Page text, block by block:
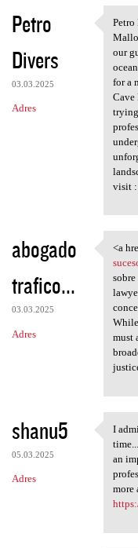
Petro
Divers
03.03.2025
Adres
Petro
Petro
our
for a
Cave
visit :
abogado
trafico...
03.03.2025
Adres
<a
<a
must
shanu5
05.03.2025
Adres
I
I
an
more